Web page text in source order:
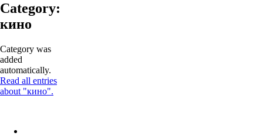
Category:
кино
Category was
added
automatically.
Read all entries
about "кино".